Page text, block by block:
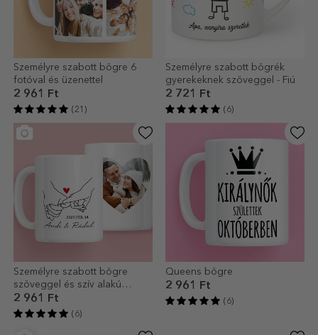
Személyre szabott bögre 6
fotóval és üzenettel
2 961 Ft
(21)
Személyre szabott bögrék
gyerekeknek szöveggel - Fiú
2 721 Ft
(6)
Személyre szabott bögre
szöveggel és szív alakú
fotóval - Ígéret
2 961 Ft
(6)
Queens bögre
2 961 Ft
(6)